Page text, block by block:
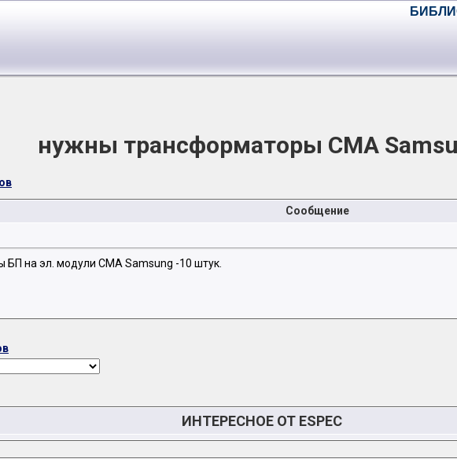
нужны трансформаторы СМА
Сообщение
БП на эл. модули СМА Samsung -10 штук.
ИНТЕРЕСНОЕ ОТ ESPEC